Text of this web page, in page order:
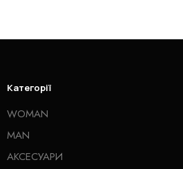
Категорії
WOMAN
MAN
АКСЕСУАРИ